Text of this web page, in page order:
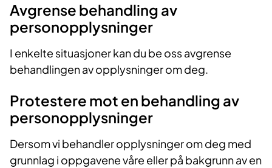
Avgrense behandling av
personopplysninger
I enkelte situasjoner kan du be oss avgrense
behandlingen av opplysninger om deg.
Protestere mot en behandling av
personopplysninger
Dersom vi behandler opplysninger om deg med
grunnlag i oppgavene våre eller på bakgrunn av en